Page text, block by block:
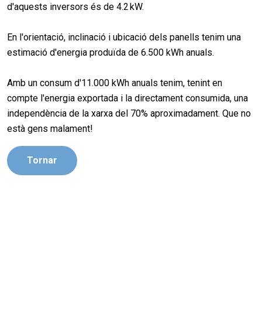
d'aquests inversors és de 4.2 kW.
En l'orientació, inclinació i ubicació dels panells tenim una
estimació d'energia produïda de 6.500 kWh anuals.
Amb un consum d'11.000 kWh anuals tenim, tenint en
compte l'energia exportada i la directament consumida, una
independència de la xarxa del 70% aproximadament. Que no
està gens malament!
Tornar